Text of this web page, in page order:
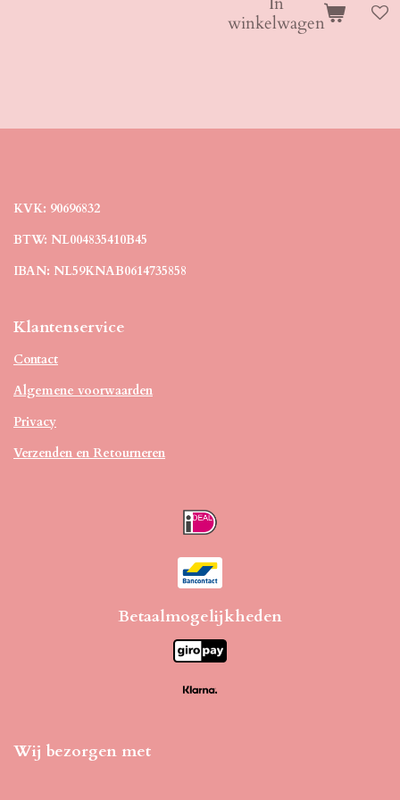
winkelwagen
KVK: 90696832
BTW: NL004835410B45
IBAN: NL59KNAB0614735858
Klantenservice
Contact
Algemene voorwaarden
Privacy
Verzenden en Retourneren
Betaalmogelijkheden
Wij bezorgen met